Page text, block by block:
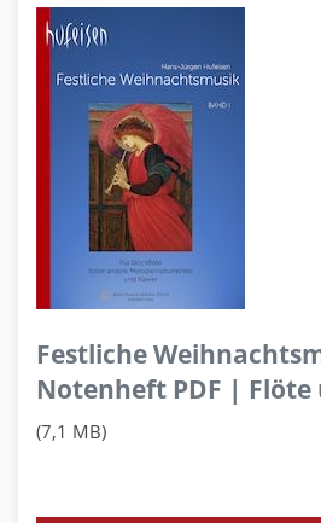
Festliche
Notenheft PDF | Flöte
(7,1 MB)